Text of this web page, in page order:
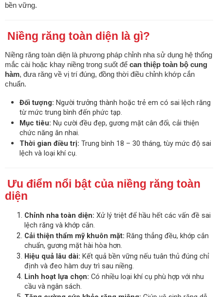
bền vững.
Niềng răng toàn diện là gì?
Niềng răng toàn diện là phương pháp chỉnh nha sử dụng hệ thống
mắc cài hoặc khay niềng trong suốt để can thiệp toàn bộ cung
hàm, đưa răng về vị trí đúng, đồng thời điều chỉnh khớp cắn
chuẩn.
Đối tượng: Người trưởng thành hoặc trẻ em có sai lệch răng
từ mức trung bình đến phức tạp.
Mục tiêu: Nụ cười đều đẹp, gương mặt cân đối, cải thiện
chức năng ăn nhai.
Thời gian điều trị: Trung bình 18 – 30 tháng, tùy mức độ sai
lệch và loại khí cụ.
Ưu điểm nổi bật của niềng răng toàn
diện
Chỉnh nha toàn diện: Xử lý triệt để hầu hết các vấn đề sai
lệch răng và khớp cắn.
Cải thiện thẩm mỹ khuôn mặt: Răng thẳng đều, khớp cắn
chuẩn, gương mặt hài hòa hơn.
Hiệu quả lâu dài: Kết quả bền vững nếu tuân thủ đúng chỉ
định và đeo hàm duy trì sau niềng.
Linh hoạt lựa chọn: Có nhiều loại khí cụ phù hợp với nhu
cầu và ngân sách.